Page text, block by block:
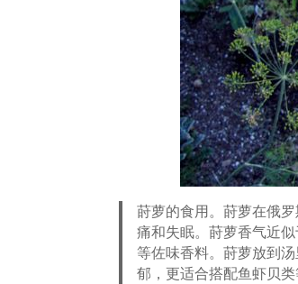
莳萝的食用。莳萝在俄
痛和失眠。莳萝香气近
等佐味香料。莳萝放到
郁，更适合搭配鱼虾贝类